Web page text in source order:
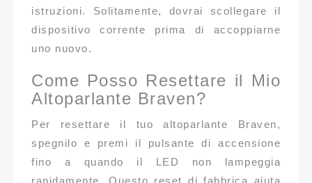
istruzioni. Solitamente, dovrai scollegare il
dispositivo corrente prima di accoppiarne
uno nuovo.
Come Posso Resettare il Mio
Altoparlante Braven?
Per resettare il tuo altoparlante Braven,
spegnilo e premi il pulsante di accensione
fino a quando il LED non lampeggia
rapidamente. Questo reset di fabbrica aiuta